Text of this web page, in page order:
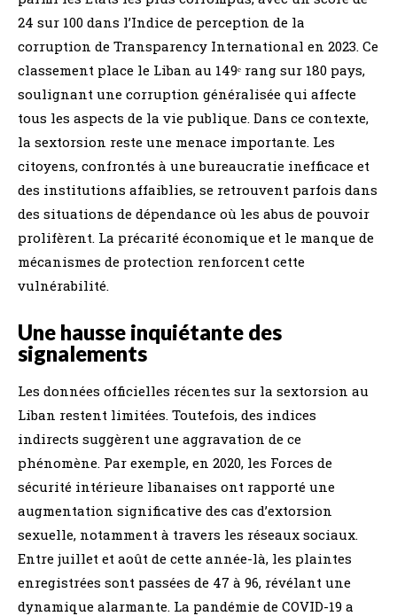
24 sur 100 dans l’Indice de perception de la
corruption de Transparency International en 2023. Ce
classement place le Liban au 149ᵉ rang sur 180 pays,
soulignant une corruption généralisée qui affecte
tous les aspects de la vie publique. Dans ce contexte,
la sextorsion reste une menace importante. Les
citoyens, confrontés à une bureaucratie inefficace et
des institutions affaiblies, se retrouvent parfois dans
des situations de dépendance où les abus de pouvoir
prolifèrent. La précarité économique et le manque de
mécanismes de protection renforcent cette
vulnérabilité.
Une hausse inquiétante des
signalements
Les données officielles récentes sur la sextorsion au
Liban restent limitées. Toutefois, des indices
indirects suggèrent une aggravation de ce
phénomène. Par exemple, en 2020, les Forces de
sécurité intérieure libanaises ont rapporté une
augmentation significative des cas d’extorsion
sexuelle, notamment à travers les réseaux sociaux.
Entre juillet et août de cette année-là, les plaintes
enregistrées sont passées de 47 à 96, révélant une
dynamique alarmante. La pandémie de COVID-19 a